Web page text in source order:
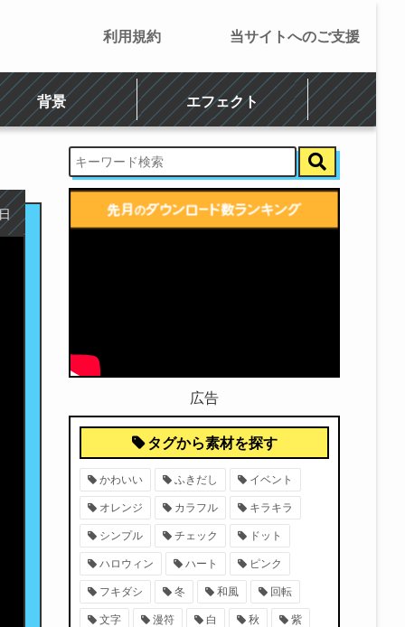
背景 エフェクト
利用規約 当サイトへのご支援
広告
タグから素材を探す
かわいい ふきだし イベント
オレンジ カラフル キラキラ
シンプル チェック ドット
ハロウィン ハート ピンク
フキダシ 冬 和風 回転
文字 漫符 白 秋 紫